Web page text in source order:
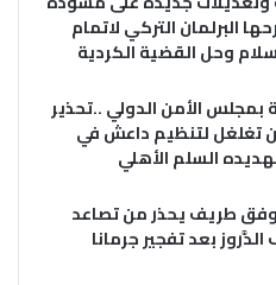
البرلمان التركي لاتمام
وحل القضية الكردية
بمجلس الأمن الدولي ..تحذير
تغلغل لتنظيم داعش في
السلم الأهلي
طريف يحذر من تصاعد
بعد تفجير جرمانا